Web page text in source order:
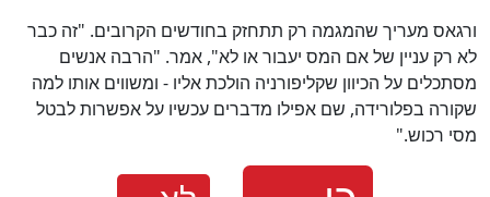
ורגאס מעריך שהמגמה רק תתחזק בחודשים הקרובים. "זה כבר
לא רק עניין של אם המס יעבור או לא", אמר. "הרבה אנשים
מסתכלים על הכיוון שקליפורניה הולכת אליו - ומשווים אותו למה
שקורה בפלורידה, שם אפילו מדברים עכשיו על אפשרות לבטל
מסי רכוש."